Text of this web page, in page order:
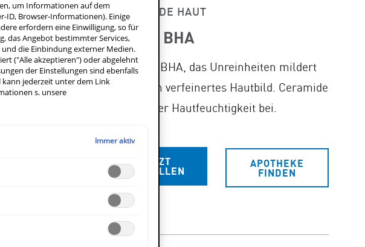
UNREINE, ZU AKNE NEIGENDE HAUT
Gel mit AHA und BHA
Peeling-Gel mit AHA und BHA, das Unreinheiten mildert
Pickelmalen vorbeugt – für ein verfeinertes Hautbild. Ceramide
Formel tragen zum Erhalt der Hautfeuchtigkeit bei.
JETZT
BESTELLEN
APOTHEKE
FINDEN
um Informationen auf dem
ID, Browser-Informationen). Einige
erfordern eine Einwilligung, so für
das Angebot bestimmter Services,
die Einbindung externer Medien.
("Alle akzeptieren") oder abgelehnt
der Einstellungen sind ebenfalls
kann jederzeit unter dem Link
s. unsere
Immer aktiv